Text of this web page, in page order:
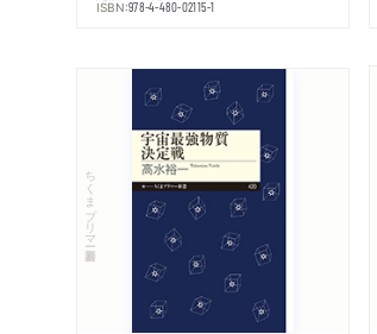
ISBN:978-4-480-02115-1
ちくまプリマー新書